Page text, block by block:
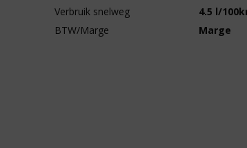
Verbruik snelweg
4.5 l/
BTW/Marge
Marge